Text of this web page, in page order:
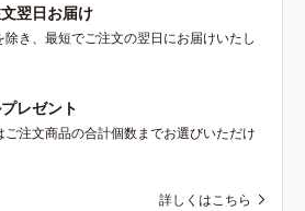
翌日お届け
除き、最短でご注文の翌日にお届けいたし
レゼント
ご注文商品の合計個数までお選びいただけ
詳しくはこちら